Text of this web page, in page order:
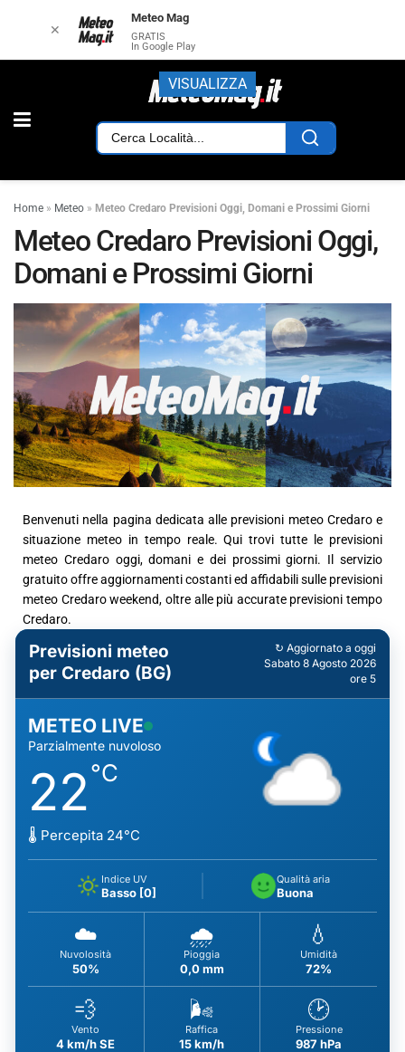
Home » Meteo » Meteo Credaro Previsioni Oggi, Domani e Prossimi Giorni
Meteo Credaro Previsioni Oggi,
Domani e Prossimi Giorni
Benvenuti nella pagina dedicata alle previsioni meteo Credaro e
situazione meteo in tempo reale. Qui trovi tutte le previsioni
meteo Credaro oggi, domani e dei prossimi giorni. Il servizio
gratuito offre aggiornamenti costanti ed affidabili sulle previsioni
meteo Credaro weekend, oltre alle più accurate previsioni tempo
Credaro.
Previsioni meteo
per Credaro (BG)
↻ Aggiornato a oggi
Sabato 8 Agosto 2026
ore 5
METEO LIVE
Parzialmente nuvoloso
22°C
🌡️ Percepita 24°C
Indice UV
Basso [0]
Qualità aria
Buona
☁️
Nuvolosità
50%
🌧️
Pioggia
0,0 mm
💧
Umidità
72%
💨
Vento
4 km/h SE
🌬️
Raffica
15 km/h
🕑
Pressione
987 hPa
✕
Meteo Mag
GRATIS
In Google Play
VISUALIZZA